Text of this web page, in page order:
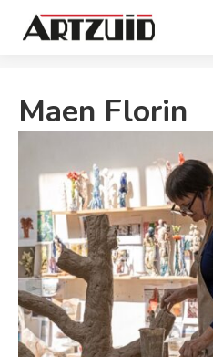
Maen Florin